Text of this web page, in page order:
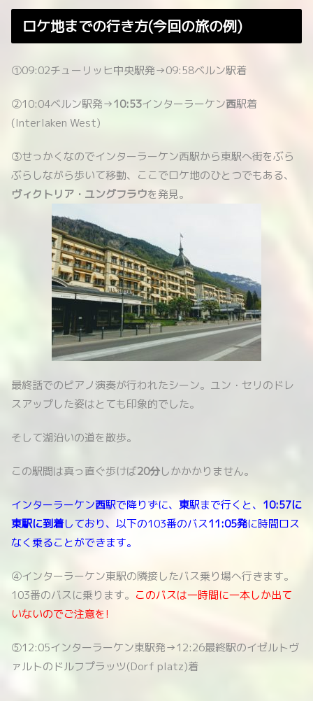
ロケ地までの行き方(今回の旅の例)
①09:02チューリッヒ中央駅発→09:58ベルン駅着
②10:04ベルン駅発→10:53インターラーケン西駅着
(Interlaken West)
③せっかくなのでインターラーケン西駅から東駅へ街をぶら
ぶらしながら歩いて移動、ここでロケ地のひとつでもある、
ヴィクトリア・ユングフラウを発見。
最終話でのピアノ演奏が行われたシーン。ユン・セリのドレ
スアップした姿はとても印象的でした。
そして湖沿いの道を散歩。
この駅間は真っ直ぐ歩けば20分しかかかりません。
インターラーケン西駅で降りずに、 東駅まで行くと、 10:57に
東駅に到着しており、以下の103番のバス11:05発に時間ロス
なく乗ることができます。
④インターラーケン東駅の隣接したバス乗り場へ行きます。
103番のバスに乗ります。 このバスは一時間に一本しか出て
いないのでご注意を!
⑤12:05インターラーケン東駅発→12:26最終駅のイゼルトヴ
ァルトのドルフプラッツ(Dorf platz)着